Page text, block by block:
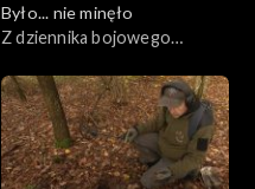
Było... nie minęło
Z dziennika bojowego
rozdział drugi